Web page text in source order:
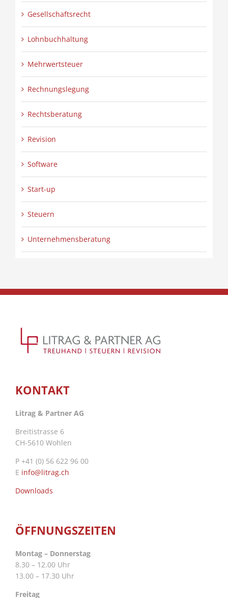
Gesellschaftsrecht
Lohnbuchhaltung
Mehrwertsteuer
Rechnungslegung
Rechtsberatung
Revision
Software
Start-up
Steuern
Unternehmensberatung
KONTAKT
Litrag & Partner AG
Breitistrasse 6
CH-5610 Wohlen
P +41 (0) 56 622 96 00
E info@litrag.ch
Downloads
ÖFFNUNGSZEITEN
Montag – Donnerstag
8.30 – 12.00 Uhr
13.00 – 17.30 Uhr
Freitag